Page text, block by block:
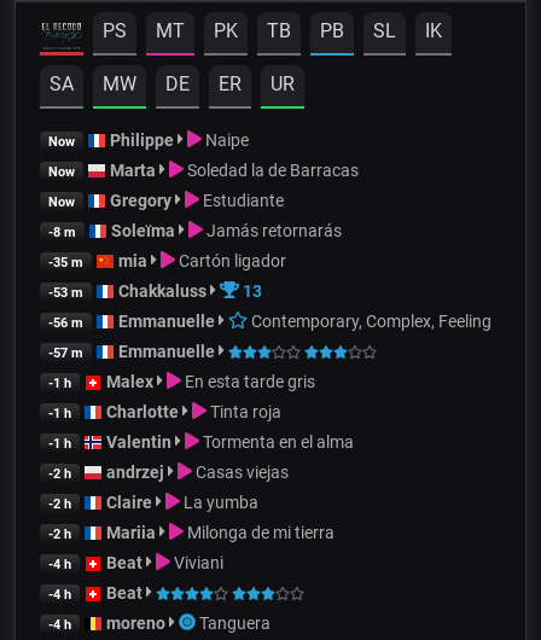
PS MT PK TB PB SL IK
SA MW DE ER UR
Now Philippe Naipe
Now Marta Soledad la de Barracas
Now Gregory Estudiante
-8 m Soleïma Jamás retornarás
-35 m mia Cartón ligador
-53 m Chakkaluss 13
-56 m Emmanuelle Contemporary, Complex, Feeling
-57 m Emmanuelle
-1 h Malex En esta tarde gris
-1 h Charlotte Tinta roja
-1 h Valentin Tormenta en el alma
-2 h andrzej Casas viejas
-2 h Claire La yumba
-2 h Mariia Milonga de mi tierra
-4 h Beat Viviani
-4 h Beat
-4 h moreno Tanguera